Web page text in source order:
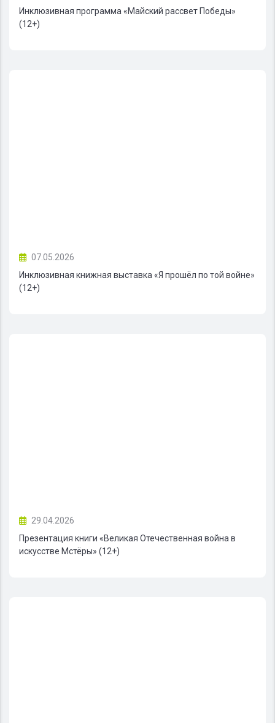
Инклюзивная программа «Майский рассвет Победы»
(12+)
07.05.2026
Инклюзивная книжная выставка «Я прошёл по той войне»
(12+)
29.04.2026
Презентация книги «Великая Отечественная война в
искусстве Мстёры» (12+)